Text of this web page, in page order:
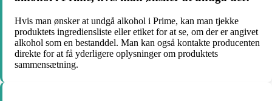
Hvis man ønsker at undgå alkohol i Prime, kan man tjekke
produktets ingrediensliste eller etiket for at se, om der er angivet
alkohol som en bestanddel. Man kan også kontakte producenten
direkte for at få yderligere oplysninger om produktets
sammensætning.